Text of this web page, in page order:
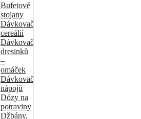
Bufetové
stojany
Dávkovače
cereálií
Dávkovače
dresinků
–
omáček
Dávkovače
nápojů
Dózy na
potraviny
Džbány,